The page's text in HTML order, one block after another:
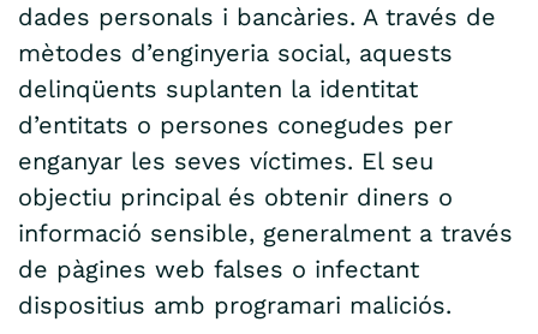
dades personals i bancàries. A través de
mètodes d’enginyeria social, aquests
delinqüents suplanten la identitat
d’entitats o persones conegudes per
enganyar les seves víctimes. El seu
objectiu principal és obtenir diners o
informació sensible, generalment a través
de pàgines web falses o infectant
dispositius amb programari maliciós.